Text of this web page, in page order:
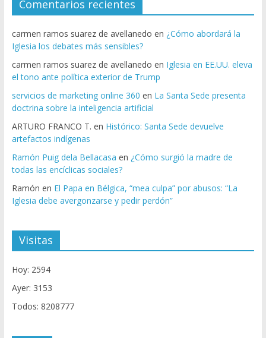
Comentarios recientes
carmen ramos suarez de avellanedo en ¿Cómo abordará la
Iglesia los debates más sensibles?
carmen ramos suarez de avellanedo en Iglesia en EE.UU. eleva
el tono ante política exterior de Trump
servicios de marketing online 360 en La Santa Sede presenta
doctrina sobre la inteligencia artificial
ARTURO FRANCO T. en Histórico: Santa Sede devuelve
artefactos indígenas
Ramón Puig dela Bellacasa en ¿Cómo surgió la madre de
todas las encíclicas sociales?
Ramón en El Papa en Bélgica, “mea culpa” por abusos: “La
Iglesia debe avergonzarse y pedir perdón”
Visitas
Hoy: 2594
Ayer: 3153
Todos: 8208777